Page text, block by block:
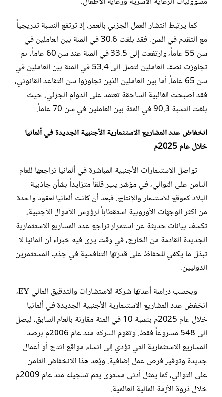
كما يرتبط انتشار العمل الجزئي بالعمر، إذ ترتفع النسبة تدريجياً
مع التقدم في السن. فقد بلغت 30.6 في المئة بين العاملين في
سن 55 عاماً، وارتفعت إلى 33.5 في المئة عند سن 60 عاماً، ثم
تجاوزت نصف العاملين لتصل إلى 53.4 في المئة بين العاملين في
سن 65 عاماً. أما بين العاملين الذين تجاوزوا سن التقاعد القانوني،
فقد أصبحت الغالبية الساحقة تعتمد على الدوام الجزئي، حيث
بلغت النسبة 90.3 في المئة بين العاملين في سن 70 عاماً.
انخفاض عدد المشاريع الاستثمارية الأجنبية الجديدة في ألمانيا
خلال عام 2025م
تواصل الاستثمارات الأجنبية المباشرة في ألمانيا تراجعها للعام
الثامن على التوالي، في مؤشر يثير قلقاً متزايداً بشأن جاذبية
البلاد كموقع للاستثمار والإنتاج. فبعد أن كانت ألمانيا لعقود واحدة
من أكثر الوجهات الأوروبية استقطاباً لرؤوس الأموال الأجنبية،
تكشف بيانات حديثة عن استمرار تراجع عدد المشاريع الاستثمارية
الجديدة القادمة من الخارج، في وقت يرى فيه خبراء أن ألمانيا لا
تبذل ما يكفي للحفاظ على قدرتها التنافسية في جذب المستثمرين
الدوليين.
وبحسب دراسة أعدتها شركة الاستشارات والتدقيق المالي EY،
انخفض عدد المشاريع الاستثمارية الأجنبية الجديدة في ألمانيا
خلال عام 2025م بنسبة 10 في المئة مقارنة بالعام السابق، ليصل
إلى 548 مشروعاً فقط. وتقوم الشركة منذ عام 2006م برصد
المشاريع الاستثمارية التي تؤدي إلى إنشاء مواقع إنتاج أو أعمال
جديدة وتوفير فرص عمل إضافية. ويُعد هذا الانخفاض الثامن
على التوالي، كما يمثل أدنى مستوى يتم تسجيله منذ عام 2009م
خلال ذروة الأزمة المالية العالمية.